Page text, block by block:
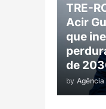
TRE-
Acir
que
de
by Agência